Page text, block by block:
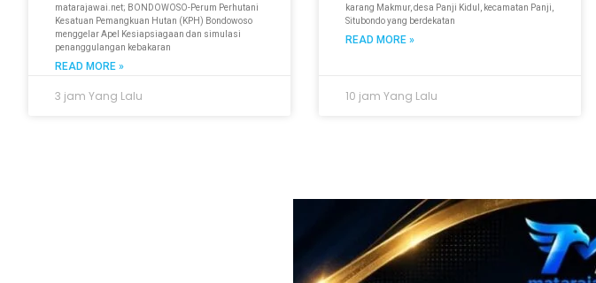
matarajawai.net; BONDOWOSO-Perum Perhutani
Kesatuan Pemangkuan Hutan (KPH) Bondowoso
menggelar Apel Kesiapsiagaan dan simulasi
penanggulangan kebakaran
READ MORE »
3 jam Yang Lalu
karang Makmur, desa Panji Kidul, kecamatan Panji,
Situbondo yang berdekatan
READ MORE »
10 jam Yang Lalu